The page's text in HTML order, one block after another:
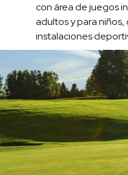
con área de juegos
adultos y para
instalaciones